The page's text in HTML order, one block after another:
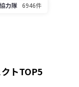
力隊
6946件
トTOP5